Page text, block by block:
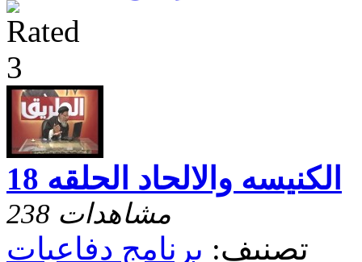
الكنيسه والالحاد الحلقه 18
238 مشاهدات
تصنيف: برنامج دفاعيات